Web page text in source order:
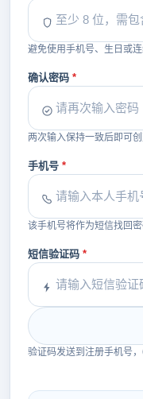
避免使用手机号、生日或
确认密码
两次输入保持一致后即可创
手机号
该手机号将作为短信找回
短信验证码
验证码发送到注册手机号